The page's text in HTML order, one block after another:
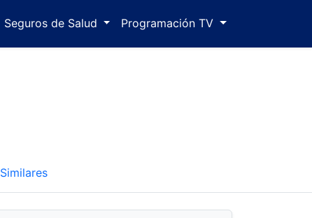
Seguros de Salud Programación TV
Similares